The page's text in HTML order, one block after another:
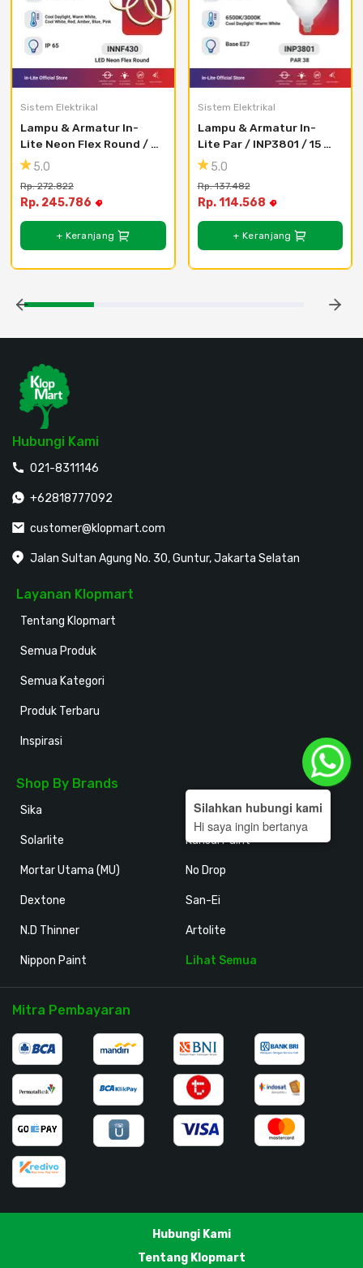
Sistem Elektrikal
Lampu & Armatur In-
Lite Neon Flex Round /
INNF430 / 9 Watt -
5.0
Rp. 272.822
Rp. 245.786
+ Keranjang
Sistem Elektrikal
Lampu & Armatur In-
Lite Par / INP3801 / 15
Watt
5.0
Rp. 137.482
Rp. 114.568
+ Keranjang
Hubungi Kami
021-8311146
+62818777092
customer@klopmart.com
Jalan Sultan Agung No. 30, Guntur, Jakarta Selatan
Layanan Klopmart
Tentang Klopmart
Semua Produk
Semua Kategori
Produk Terbaru
Inspirasi
Shop By Brands
Sika
Solarlite
Mortar Utama (MU)
Dextone
N.D Thinner
Nippon Paint
Holodeck
Kansai Paint
No Drop
San-Ei
Artolite
Lihat Semua
Mitra Pembayaran
Hubungi Kami
Tentang Klopmart
Silahkan hubungi kami
Hi saya ingin bertanya